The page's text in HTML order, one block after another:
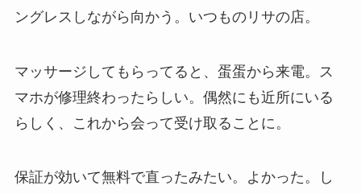
ングレスしながら向かう。いつものリサの店。
マッサージしてもらってると、蛋蛋から来電。ス
マホが修理終わったらしい。偶然にも近所にいる
らしく、これから会って受け取ることに。
保証が効いて無料で直ったみたい。よかった。し